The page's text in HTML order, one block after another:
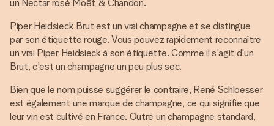
un Nectar rosé Moët & Chandon.
Piper Heidsieck Brut est un vrai champagne et se distingue
par son étiquette rouge. Vous pouvez rapidement reconnaître
un vrai Piper Heidsieck à son étiquette. Comme il s'agit d'un
Brut, c'est un champagne un peu plus sec.
Bien que le nom puisse suggérer le contraire, René Schloesser
est également une marque de champagne, ce qui signifie que
leur vin est cultivé en France. Outre un champagne standard,